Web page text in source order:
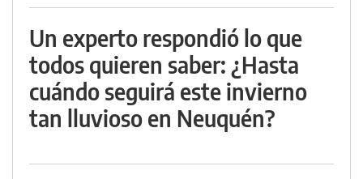
Un experto respondió lo que
todos quieren saber: ¿Hasta
cuándo seguirá este invierno
tan lluvioso en Neuquén?